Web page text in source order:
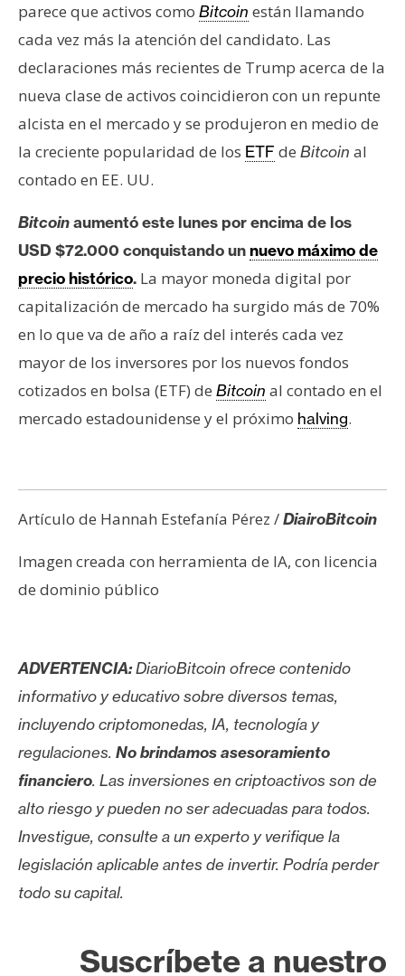
parece que activos como Bitcoin están llamando
cada vez más la atención del candidato. Las
declaraciones más recientes de Trump acerca de la
nueva clase de activos coincidieron con un repunte
alcista en el mercado y se produjeron en medio de
la creciente popularidad de los ETF de Bitcoin al
contado en EE. UU.
Bitcoinaumentó este lunes por encima de los
USD $72.000 conquistando unnuevo máximo de
precio histórico. La mayor moneda digital por
capitalización de mercado ha surgido más de 70%
en lo que va de año a raíz del interés cada vez
mayor de los inversores por los nuevos fondos
cotizados en bolsa (ETF) de Bitcoin al contado en el
mercado estadounidense y el próximo halving.
Artículo de Hannah Estefanía Pérez /DiairoBitcoin
Imagen creada con herramienta de IA, con licencia
de dominio público
ADVERTENCIA:DiarioBitcoin ofrece contenido
informativo y educativo sobre diversos temas,
incluyendo criptomonedas, IA, tecnología y
regulaciones. No brindamos asesoramiento
financiero. Las inversiones en criptoactivos son de
alto riesgo y pueden no ser adecuadas para todos.
Investigue, consulte a un experto y verifique la
legislación aplicable antes de invertir. Podría perder
todo su capital.
Suscríbete a nuestro